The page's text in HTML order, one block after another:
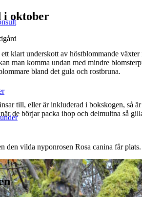
i oktober
klart underskott av höstblommande
man komma undan med mindre
bland det gula och rostbruna.
till, eller är inkluderad i bokskogen, så
de börjar packa ihop och delmultna så
den vilda nyponrosen Rosa canina får